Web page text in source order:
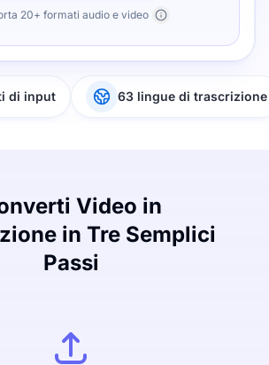
20+ formati audio e video
di input 63 lingue di trascrizione
Video in
in Tre Semplici
Passi